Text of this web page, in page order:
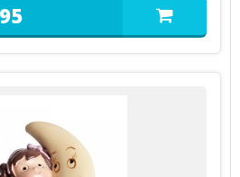
95